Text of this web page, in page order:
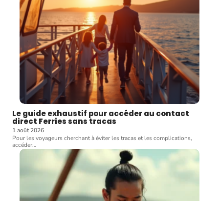
Le guide exhaustif pour accéder au contact
direct Ferries sans tracas
1 août 2026
Pour les voyageurs cherchant à éviter les tracas et les complications,
accéder…